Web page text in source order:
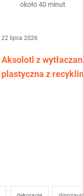
około 40 minut
22 lipca 2026
Aksolotl z
plastyczna z